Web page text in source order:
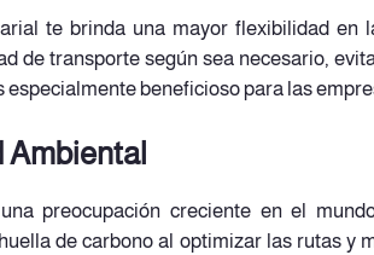
te brinda una mayor flexibilidad en
de transporte según sea necesario,
especialmente beneficioso para las
preocupación creciente en el
de carbono al optimizar las rutas y